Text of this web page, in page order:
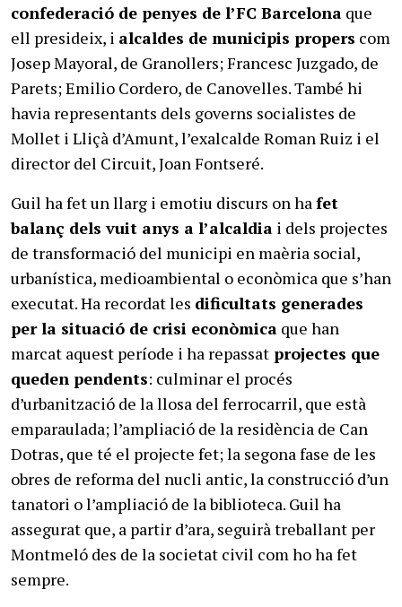
confederació de penyes de l’FC Barcelona que
ell presideix, i alcaldes de municipis propers com
Josep Mayoral, de Granollers; Francesc Juzgado, de
Parets; Emilio Cordero, de Canovelles. També hi
havia representants dels governs socialistes de
Mollet i Lliçà d’Amunt, l’exalcalde Roman Ruiz i el
director del Circuit, Joan Fontseré.
Guil ha fet un llarg i emotiu discurs on hafet
balanç dels vuit anys a l’alcaldia i dels projectes
de transformació del municipi en maèria social,
urbanística, medioambiental o econòmica que s’han
executat. Ha recordat les dificultats generades
per la situació de crisi econòmica que han
marcat aquest període i ha repassat projectes que
queden pendents: culminar el procés
d’urbanització de la llosa del ferrocarril, que està
emparaulada; l’ampliació de la residència de Can
Dotras, que té el projecte fet; la segona fase de les
obres de reforma del nucli antic, la construcció d’un
tanatori o l’ampliació de la biblioteca. Guil ha
assegurat que, a partir d’ara, seguirà treballant per
Montmeló des de la societat civil com ho ha fet
sempre.